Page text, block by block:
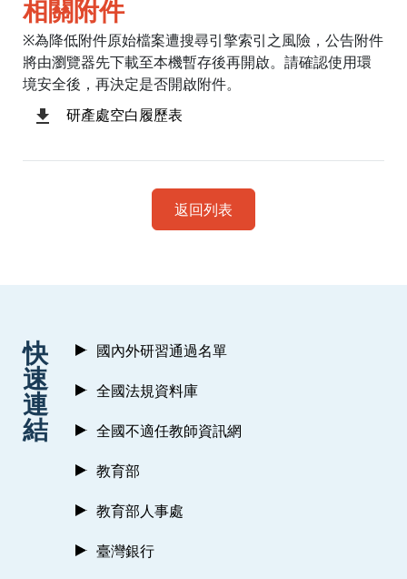
相關附件
※為降低附件原始檔案遭搜尋引擎索引之風險，公告附件
將由瀏覽器先下載至本機暫存後再開啟。請確認使用環
境安全後，再決定是否開啟附件。
研產處空白履歷表
返回列表
快
速
連
結
國內外研習通過名單
全國法規資料庫
全國不適任教師資訊網
教育部
教育部人事處
臺灣銀行